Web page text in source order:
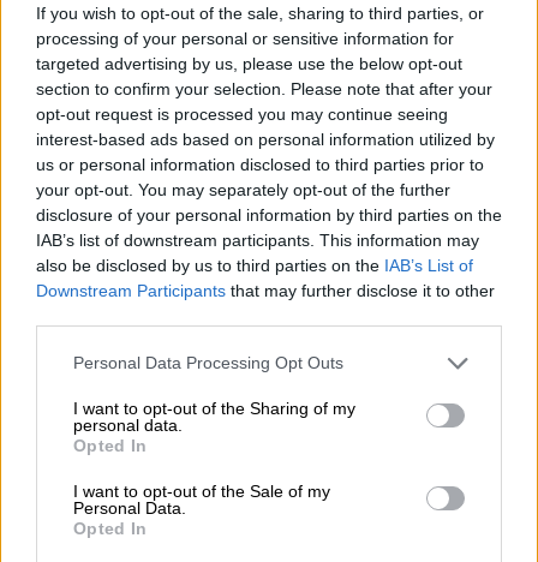
If you wish to opt-out of the sale, sharing to third parties, or
processing of your personal or sensitive information for
targeted advertising by us, please use the below opt-out
section to confirm your selection. Please note that after your
opt-out request is processed you may continue seeing
interest-based ads based on personal information utilized by
us or personal information disclosed to third parties prior to
your opt-out. You may separately opt-out of the further
disclosure of your personal information by third parties on the
IAB’s list of downstream participants. This information may
also be disclosed by us to third parties on the IAB’s List of
Downstream Participants that may further disclose it to other
Please note that this website/app uses one or more Google
not limited to your visit or usage behaviour. You may click to
grant or deny consent to Google and its third-party tags to
use your data for below specified purposes in below Google
consent section.
Personal Data Processing Opt Outs
I want to opt-out of the Sharing of my
personal data.
Opted In
I want to opt-out of the Sale of my
Personal Data.
Opted In
για το έγκλημα και την υπεράσπιση του καθ’
ομολογία δολοφόνου της Αμερικανίδας
βιολόγου.
Να σημειωθεί ότι το δημοσίευμα
χαρακτηρίζει τηSuzanne Eatonως
«αφοσιωμένη αθλήτρια», ενώ επισημαίνει ότι
είχε μαύρη ζώνη στο τάε κβο ντο, γνώσεις
που δεν μπόρεσε να αξιοποιήσει εξαιτίας
των χτυπημάτων που της κατάφερε ο
«Τόσο ενώπιον του ανακριτή όσο και σε εμένα
ο δράστης δήλωσε επανειλημμένα ότι το
κίνητρό του ήταν η επιθυμία να κάνει σεξ.
Φαίνεται ότι η
κεφάλι από τον μεταλλικό προφυλακτήρα και
πιθανόν να είχε υποστεί διάσειση όταν την